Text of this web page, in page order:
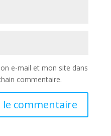
e-mail et mon site dans
commentaire.